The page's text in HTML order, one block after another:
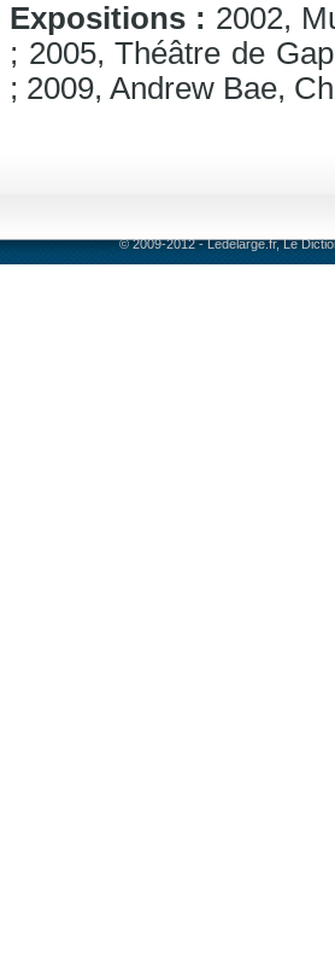
Expositions : 2002,
; 2005, Théâtre de
; 2009, Andrew Bae,
© 2009-2012 - Ledelarge.fr, Le